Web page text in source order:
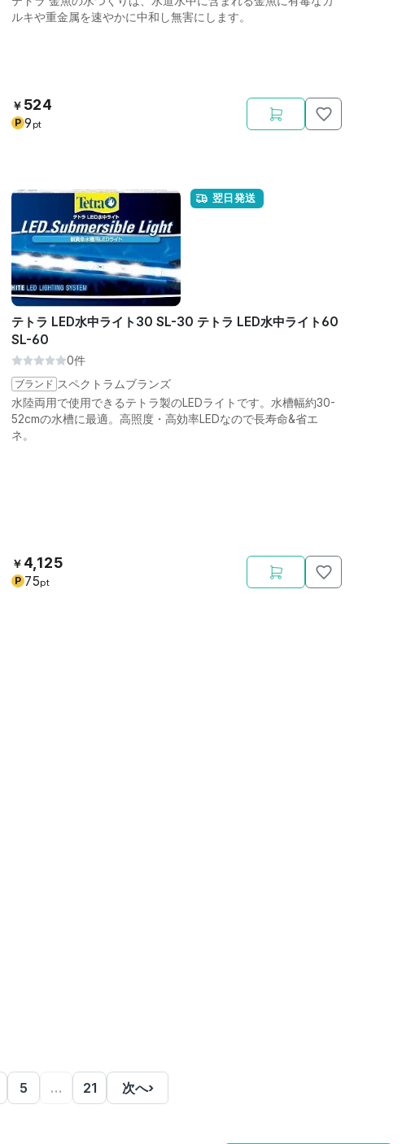
ルキや重金属を速やかに中和し無害にします。
￥ 524
P 9 pt
翌日発送
テトラ LED水中ライト30 SL-30 テトラ LED水中ライト60
SL-60
0件
ブランド スペクトラムブランズ
水陸両用で使用できるテトラ製のLEDライトです。水槽幅約30-
52cmの水槽に最適。高照度・高効率LEDなので長寿命&省エ
ネ。
￥ 4,125
P 75pt
5 … 21 次へ›